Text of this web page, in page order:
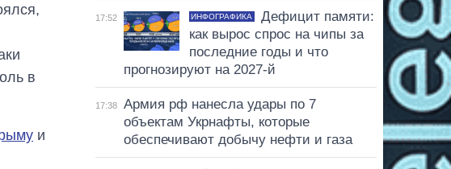
в
и
17:52 ИНФОГРАФИКА
Дефицит памяти:
как вырос спрос на чипы за
последние годы и что
прогнозируют на 2027-й
17:38
Армия рф нанесла удары по 7
объектам Укрнафты, которые
обеспечивают добычу нефти и газа